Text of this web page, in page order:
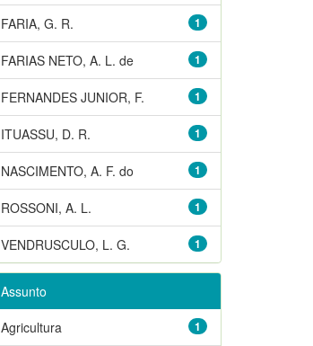
1
FARIA, G. R.
1
FARIAS NETO, A. L. de
1
FERNANDES JUNIOR, F.
1
ITUASSU, D. R.
1
NASCIMENTO, A. F. do
1
ROSSONI, A. L.
1
VENDRUSCULO, L. G.
Assunto
1
Agricultura